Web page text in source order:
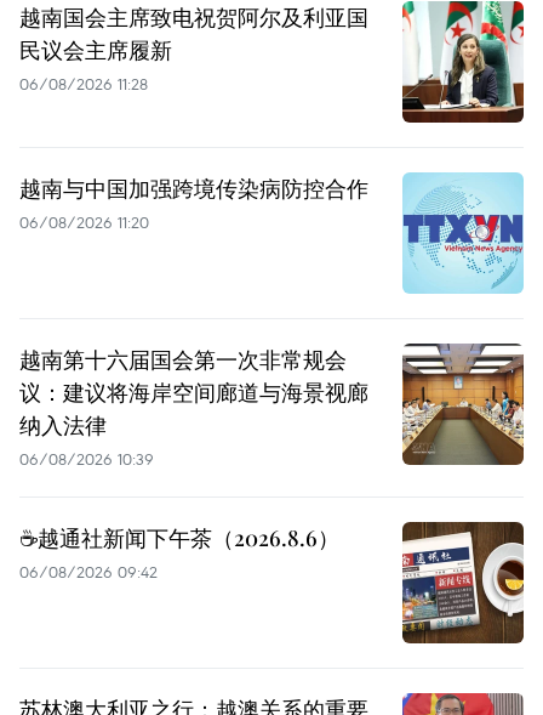
越南国会主席致电祝贺阿尔及利亚国
民议会主席履新
06/08/2026 11:28
越南与中国加强跨境传染病防控合作
06/08/2026 11:20
越南第十六届国会第一次非常规会
议：建议将海岸空间廊道与海景视廊
纳入法律
06/08/2026 10:39
☕️越通社新闻下午茶（2026.8.6）
06/08/2026 09:42
苏林澳大利亚之行：越澳关系的重要